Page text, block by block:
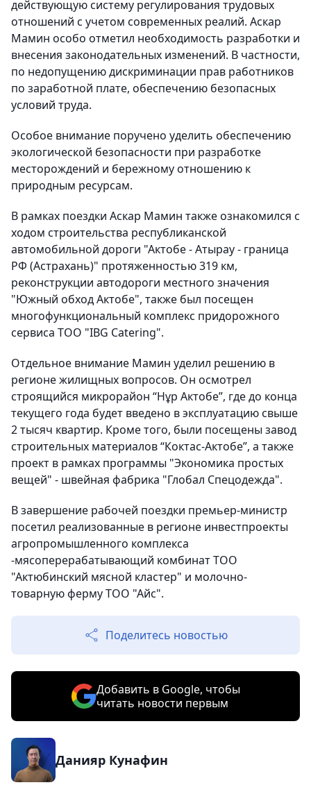
действующую систему регулирования трудовых
отношений с учетом современных реалий. Аскар
Мамин особо отметил необходимость разработки и
внесения законодательных изменений. В частности,
по недопущению дискриминации прав работников
по заработной плате, обеспечению безопасных
условий труда.
Особое внимание поручено уделить обеспечению
экологической безопасности при разработке
месторождений и бережному отношению к
природным ресурсам.
В рамках поездки Аскар Мамин также ознакомился с
ходом строительства республиканской
автомобильной дороги "Актобе - Атырау - граница
РФ (Астрахань)" протяженностью 319 км,
реконструкции автодороги местного значения
"Южный обход Актобе", также был посещен
многофункциональный комплекс придорожного
сервиса ТОО "IBG Catering".
Отдельное внимание Мамин уделил решению в
регионе жилищных вопросов. Он осмотрел
строящийся микрорайон “Нұр Актобе”, где до конца
текущего года будет введено в эксплуатацию свыше
2 тысяч квартир. Кроме того, были посещены завод
строительных материалов “Коктас-Актобе”, а также
проект в рамках программы "Экономика простых
вещей" - швейная фабрика "Глобал Спецодежда".
В завершение рабочей поездки премьер-министр
посетил реализованные в регионе инвестпроекты
агропромышленного комплекса
-мясоперерабатывающий комбинат ТОО
"Актюбинский мясной кластер" и молочно-
товарную ферму ТОО "Айс".
Поделитесь новостью
Добавить в Google, чтобы
читать новости первым
Данияр Кунафин